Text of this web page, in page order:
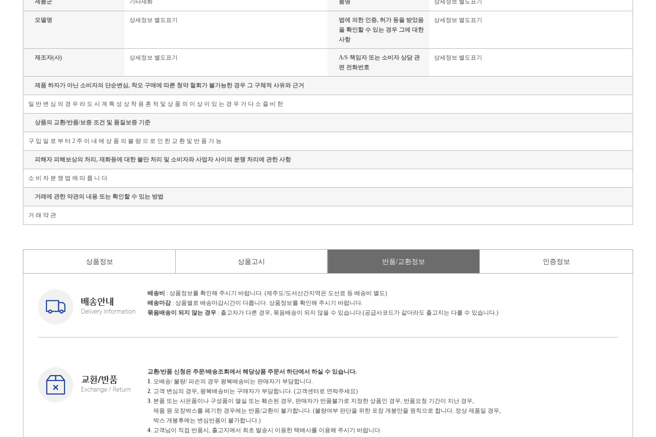
제품군 기타재화 품명 상세정보 별도표기
모델명 상세정보 별도표기
법에 의한 인증, 허가 등을 받았음
을 확인할 수 있는 경우 그에 대한
사항
상세정보 별도표기
제조자(사) 상세정보 별도표기
A/S 책임자 또는 소비자 상담 관
련 전화번호
상세정보 별도표기
제품 하자가 아닌 소비자의 단순변심, 착오 구매에 따른 청약 철회가 불가능한 경우 그 구체적 사유와 근거
일 반 변 심 의 경 우 라 도 시 계 특 성 상 착 용 흔 적 및 상 품 의 이 상 이 있 는 경 우 가 다 소 즐 비 한
상품의 교환/반품/보증 조건 및 품질보증 기준
구 입 일 로 부 터 2 주 이 내 에 상 품 의 불 량 으 로 인 한 교 환 및 반 품 가 능
피해자 피해보상의 처리, 재화등에 대한 불만 처리 및 소비자와 사업자 사이의 분쟁 처리에 관한 사항
소 비 자 분 쟁 법 에 따 릅 니 다
거래에 관한 약관의 내용 또는 확인할 수 있는 방법
거 래 약 관
상품정보 상품고시 반품/교환정보 인증정보
배송비
: 상품정보를 확인해 주시기 바랍니다. (제주도/도서산간지역은 도선료 등 배송비 별도)
배송마감: 상품별로 배송마감시간이 다릅니다. 상품정보를 확인해 주시기 바랍니다.
묶음배송이 되지 않는 경우 : 출고자가 다른 경우, 묶음배송이 되지 않을 수 있습니다.(공급사코드가 같더라도 출고지는 다를 수 있습니다.)
교환/반품 신청은 주문/배송조회에서 해당상품 주문서 하단에서 하실 수 있습니다.
1. 오배송/ 불량/ 파손의 경우 왕복배송비는 판매자가 부담합니다.
2. 고객 변심의 경우, 왕복배송비는 구매자가 부담합니다. (고객센터로 연락주세요)
3. 본품 또는 사은품이나 구성품이 멸실 또는 훼손된 경우, 판매자가 반품불가로 지정한 상품인 경우, 반품요청 기간이 지난 경우,
제품 원 포장박스를 폐기한 경우에는 반품/교환이 불가합니다. (불량여부 판단을 위한 포장 개봉만을 원칙으로 합니다. 정상 제품일 경우,
박스 개봉후에는 변심반품이 불가합니다.)
4. 고객님이 직접 반품시, 출고지에서 최초 발송시 이용한 택배사를 이용해 주시기 바랍니다.